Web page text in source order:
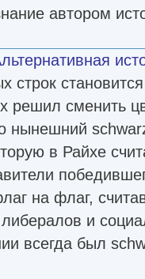
автором
строк
решил сменить
нынешний
в Райхе
на флаг,
и
всегда был